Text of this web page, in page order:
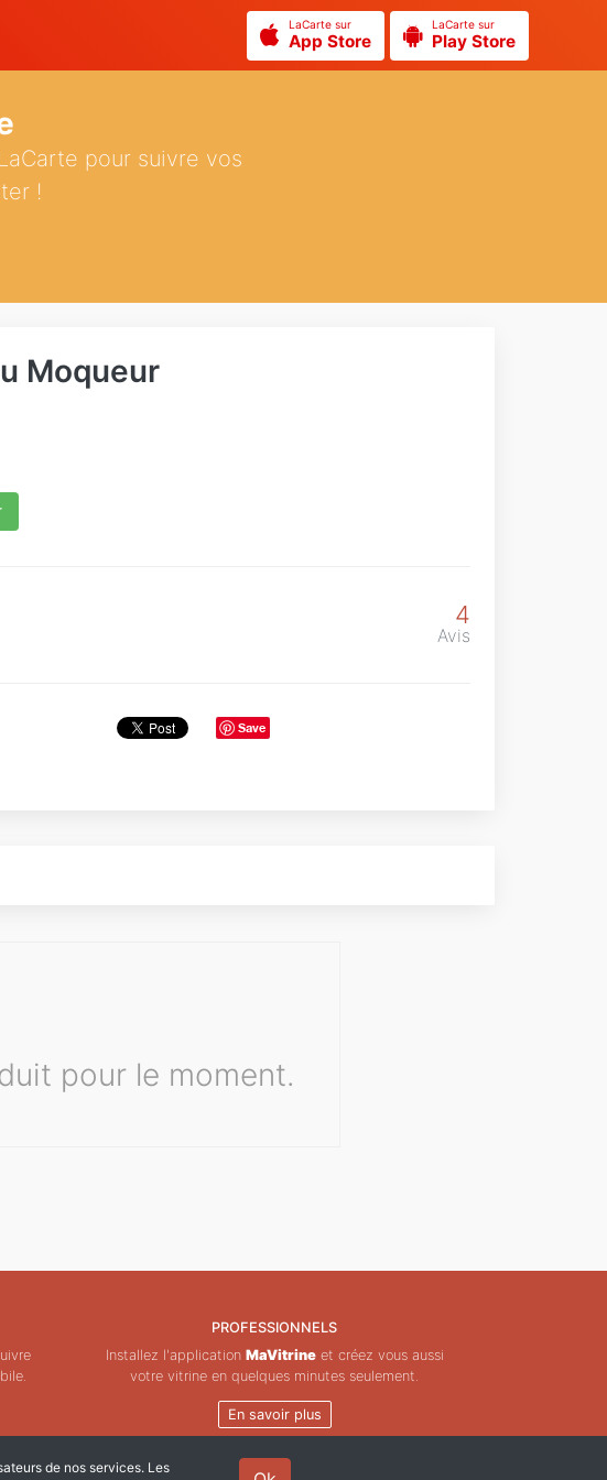
LaCarte sur
App Store
LaCarte sur
Play Store
pour suivre vos
!
Moqueur
4
Avis
Save
pour le moment.
PROFESSIONNELS
Installez l'application MaVitrineet créez vous aussi
votre vitrine en quelques minutes seulement.
En savoir plus
de nos services. Les